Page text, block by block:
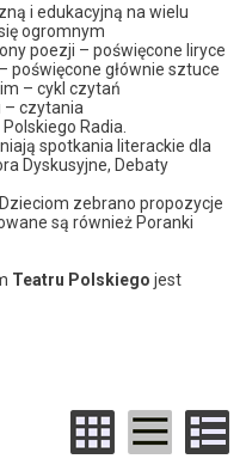
i edukacyjną na wielu
ogromnym
poezji – poświęcone liryce
poświęcone głównie sztuce
– cykl czytań
– czytania
Radia.
spotkania literackie dla
Dyskusyjne, Debaty
zebrano propozycje
są również Poranki
Teatru Polskiego jest